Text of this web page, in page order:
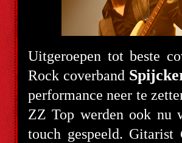
Uitgeroepen tot beste
Rock coverband
performance neer te
ZZ Top werden ook nu
touch gespeeld. Gitarist